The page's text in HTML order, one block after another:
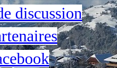
discussion